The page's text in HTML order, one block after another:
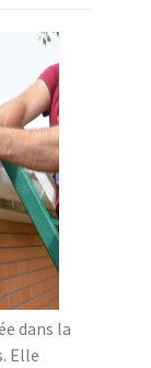
dans la
Elle